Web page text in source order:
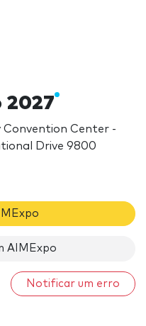
2027
Convention Center -
Drive 9800
AIMExpo
Notificar um erro